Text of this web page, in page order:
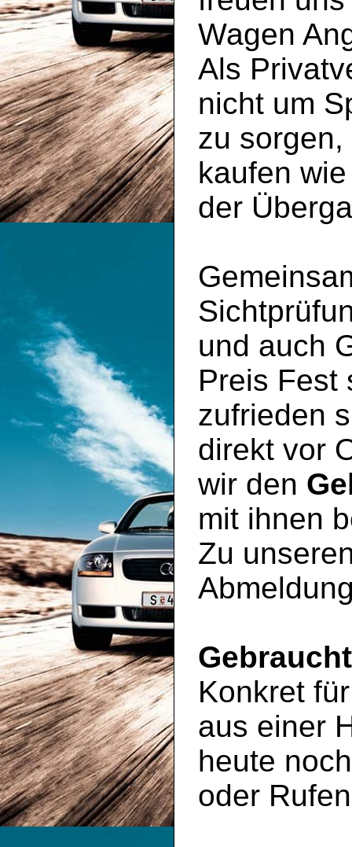
Wagen
Als
nicht um
zu
kaufen
der
und auch
Preis Fest
zufrieden
direkt vor
wir den
mit ihnen
Zu
Konkret
aus einer
heute
oder